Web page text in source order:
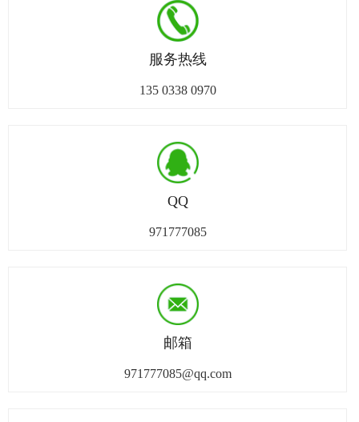
服务热线
135 0338 0970
QQ
971777085
邮箱
971777085@qq.com